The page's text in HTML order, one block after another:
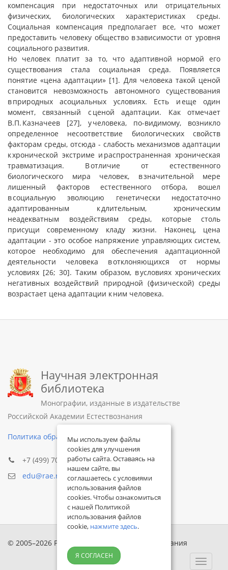
компенсация при недостаточных или отрицательных
физических, биологических характеристиках среды.
Социальная компенсация предполагает все, что может
предоставить человеку общество в зависимости от уровня
социального развития.
Но человек платит за то, что адаптивной нормой его
существования стала социальная среда. Появляется
понятие «цена адаптации» [1]. Для человека такой ценой
становится невозможность автономного существования
в природных асоциальных условиях. Есть и еще один
момент, связанный с ценой адаптации. Как отмечает
В.П. Казначеев [27], у человека, по-видимому, возникло
определенное несоответствие биологических свойств
факторам среды, отсюда - слабость механизмов адаптации
к хронической экстриме и распространенная хроническая
травматизация. В отличие от естественного
биологического мира человек, в значительной мере
лишенный факторов естественного отбора, вошел
в социальную эволюцию генетически недостаточно
адаптированным к длительным, хроническим
неадекватным воздействиям среды, которые столь
присущи современному кладу жизни. Наконец, цена
адаптации - это особое напряжение управляющих систем,
которое необходимо для обеспечения адаптационной
деятельности человека в отклоняющихся от нормы
условиях [26; 30]. Таким образом, в условиях хронических
негативных воздействий природной (физической) среды
возрастает цена адаптации к ним человека.
Научная электронная
библиотека
Монографии, изданные в издательстве
Российской Академии Естествознания
Политика обработки персональных данных
+7 (499) 705-72-30
edu@rae.ru
© 2005–2026 Российская академия естествознания
Toggle
Мы используем файлы
cookies для улучшения
работы сайта. Оставаясь на
нашем сайте, вы
соглашаетесь с условиями
использования файлов
cookies. Чтобы ознакомиться
с нашей Политикой
использования файлов
cookie, нажмите здесь.
Я СОГЛАСЕН